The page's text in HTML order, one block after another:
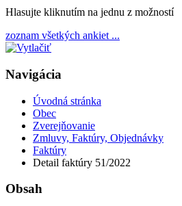
Hlasujte kliknutím na jednu z možností
zoznam všetkých ankiet ...
Navigácia
Úvodná stránka
Obec
Zverejňovanie
Zmluvy, Faktúry, Objednávky
Faktúry
Detail faktúry 51/2022
Obsah